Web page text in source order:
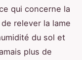
qui concerne la
relever la lame
du sol et
plus de